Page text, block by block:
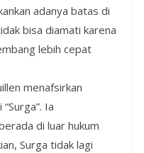
adanya batas di
bisa diamati karena
lebih cepat
menafsirkan
Ia
di luar hukum
Surga tidak lagi